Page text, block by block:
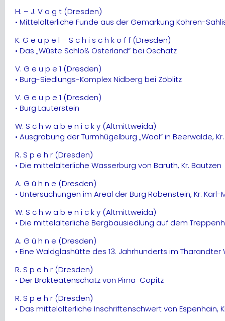
H. – J. V o g t (Dresden)
• Mittelalterliche Funde aus der Gemarkung Kohren-
K. G e u p e l – S c h i s c h k o f f (Dresden)
• Das „Wüste Schloß Osterland“ bei Oschatz
V. G e u p e 1 (Dresden)
• Burg-Siedlungs-Komplex Nidberg bei Zöblitz
V. G e u p e 1 (Dresden)
• Burg Lauterstein
W. S c h w a b e n i c k y (Altmittweida)
• Ausgrabung der Turmhügelburg „Waal“ in Beerwalde,
R. S p e h r (Dresden)
• Die mittelalterliche Wasserburg von Baruth, Kr. Bautzen
A. G ü h n e (Dresden)
• Untersuchungen im Areal der Burg Rabenstein, Kr.
W. S c h w a b e n i c k y (Altmittweida)
• Die mittelalterliche Bergbausiedlung auf dem
A. G ü h n e (Dresden)
• Eine Waldglashütte des 13. Jahrhunderts im Tharandter
R. S p e h r (Dresden)
• Der Brakteatenschatz von Pirna-Copitz
R. S p e h r (Dresden)
• Das mittelalterliche Inschriftenschwert von Espenhain,